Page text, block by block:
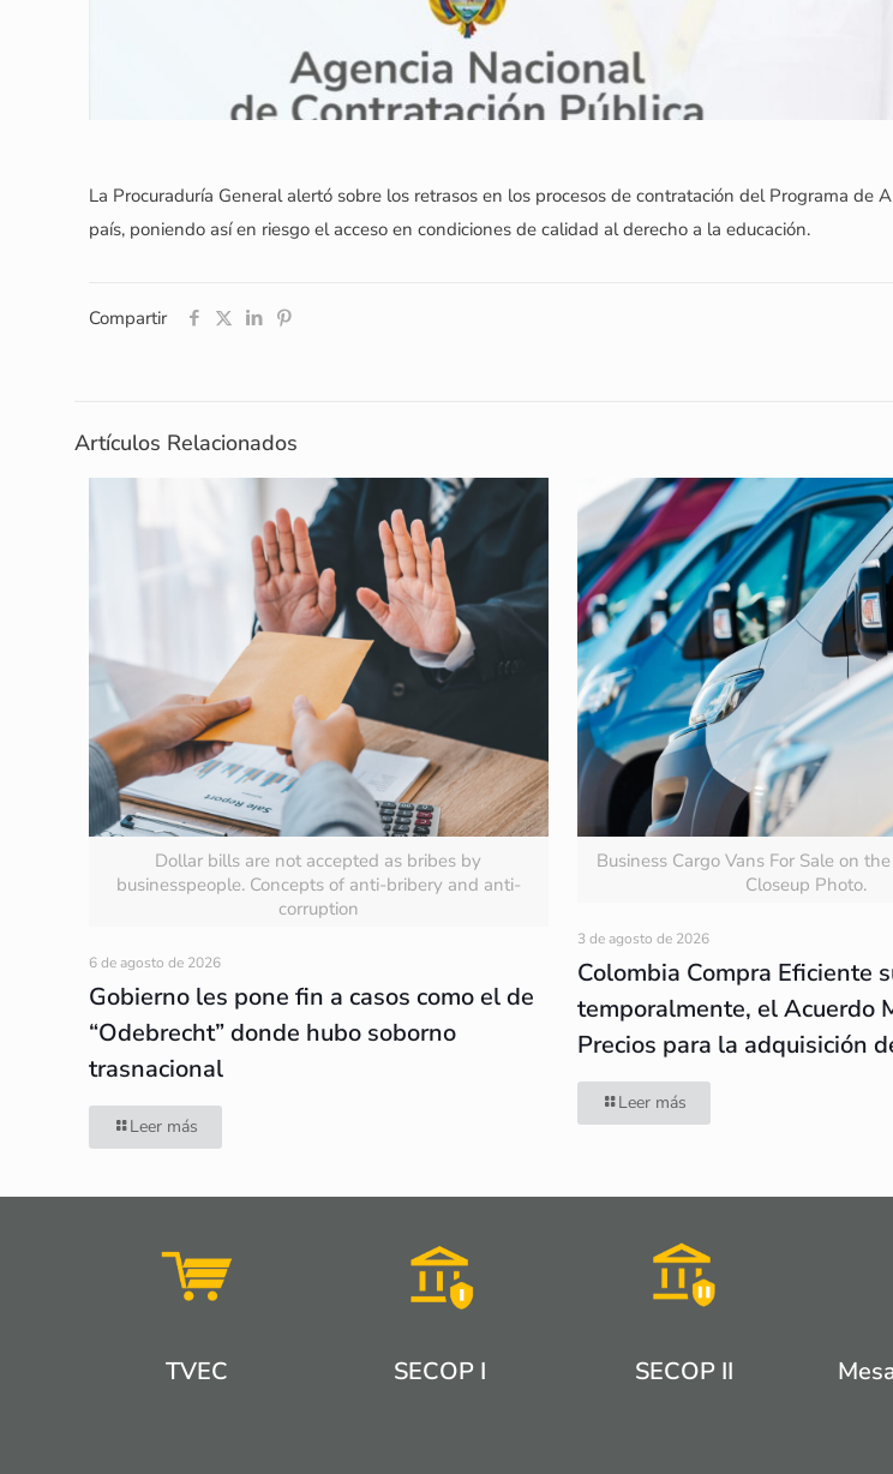
La Procuraduría General alertó sobre los retrasos en los procesos de contratación del Programa
país, poniendo así en riesgo el acceso en condiciones de calidad al derecho a la educación.
Compartir
Artículos Relacionados
Dollar bills are not accepted as bribes by
businesspeople. Concepts of anti-bribery and anti-
corruption
6 de agosto de 2026
Gobierno les pone fin a casos como el de
“Odebrecht” donde hubo soborno
trasnacional
Leer más
Business Cargo Vans For Sale on
Closeup Photo.
3 de agosto de 2026
Colombia Compra Eficiente
temporalmente, el Acuerdo
Precios para la adquisición
Leer más
TVEC SECOP I SECOP II